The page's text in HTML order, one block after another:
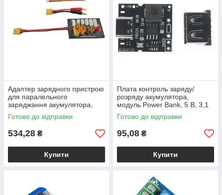
Адаптер зарядного пристрою
для паралельного
заряджання акумулятора,
XT90 XT60 XT30 JST T
штекери, 2s-6s
Готово до відправки
534,28 ₴
Купити
Плата контроль заряду/
розряду акумулятора,
модуль Power Bank, 5 В, 3,1
А, USB-A не припаян
Готово до відправки
95,08 ₴
Купити